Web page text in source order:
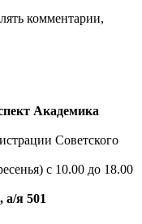
комментарии,
Академика
Советского
с 10.00 до 18.00
а/я 501